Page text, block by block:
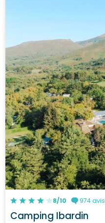
8/10 974 avis
Camping Ibardin